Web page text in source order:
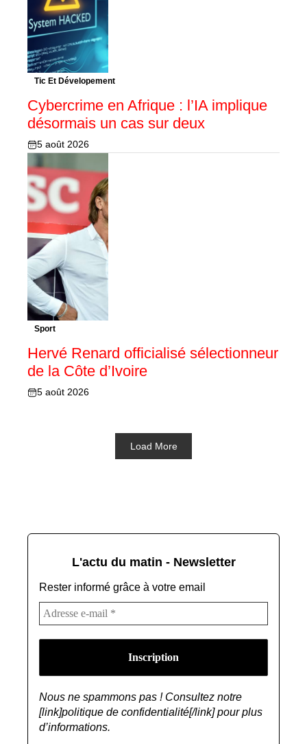
Tic Et Dévelopement
Cybercrime en Afrique : l’IA implique
désormais un cas sur deux
5 août 2026
Sport
Hervé Renard officialisé sélectionneur
de la Côte d’Ivoire
5 août 2026
Load More
L'actu du matin - Newsletter
Rester informé grâce à votre email
Nous ne spammons pas ! Consultez notre
[link]politique de confidentialité[/link] pour plus
d’informations.